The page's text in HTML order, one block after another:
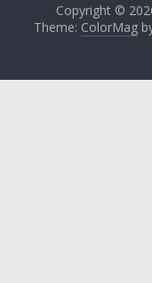
Copyright ©
Theme: ColorMag